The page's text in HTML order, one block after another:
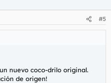
#5
nuevo coco-drilo original.
de origen!